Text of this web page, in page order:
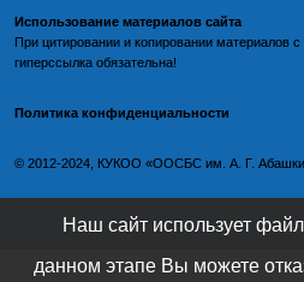
Использование материалов сайта
При цитировании и копировании материалов с
гиперссылка обязательна!
Политика конфиденциальности
©️ 2012-2024, КУКОО «ООСБС им. А. Г.
Наш сайт использует
данном этапе Вы можете